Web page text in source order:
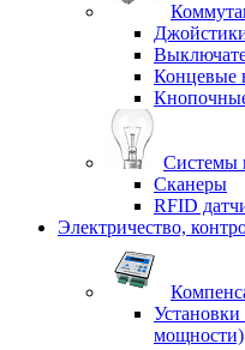
Концевые
Системы
Сканеры
RFID
Электричество,
мощности)